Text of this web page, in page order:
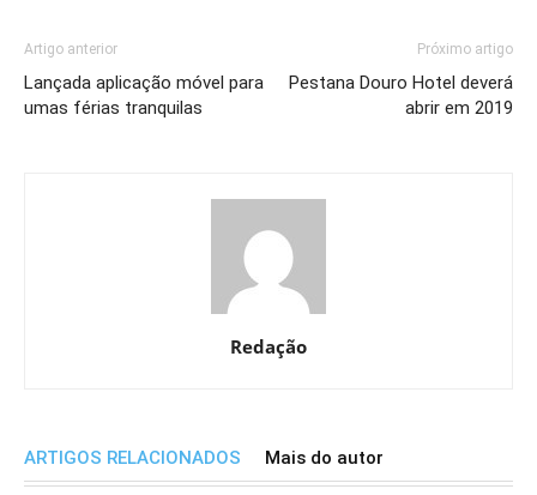
Artigo anterior
Lançada aplicação móvel para
umas férias tranquilas
Próximo artigo
Pestana Douro Hotel deverá
abrir em 2019
Redação
ARTIGOS RELACIONADOS Mais do autor